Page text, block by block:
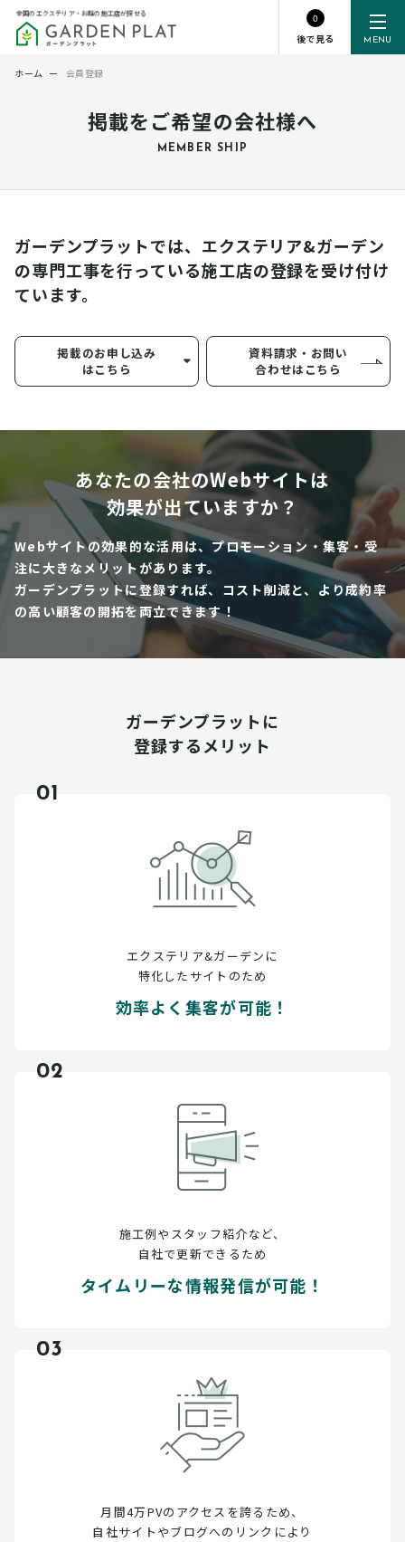
MENU
全国のエクステリア・お庭の施工店が探せる
0
後で見る
掲載をご希望の会社様へ
MEMBER SHIP
ホーム ー 会員登録
ガーデンプラットでは、エクステリア&ガーデン
の専門工事を行っている施工店の登録を受け付け
ています。
掲載のお申し込み
はこちら
資料請求・お問い
合わせはこちら
あなたの会社のWebサイトは
効果が出ていますか？
Webサイトの効果的な活用は、プロモーション・集客・受
注に大きなメリットがあります。
ガーデンプラットに登録すれば、コスト削減と、より成約率
の高い顧客の開拓を両立できます！
ガーデンプラットに
登録するメリット
01
エクステリア&ガーデンに
特化したサイトのため
効率よく集客が可能！
02
施工例やスタッフ紹介など、
自社で更新できるため
タイムリーな情報発信が可能！
03
月間4万PVのアクセスを誇るため、
自社サイトやブログへのリンクにより